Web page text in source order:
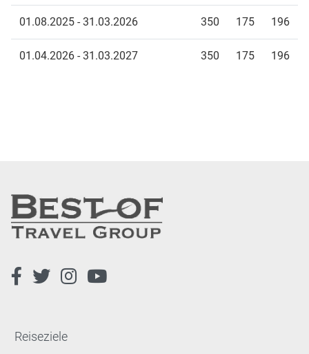
01.08.2025 - 31.03.2026 350 175 196
01.04.2026 - 31.03.2027 350 175 196
Reiseziele